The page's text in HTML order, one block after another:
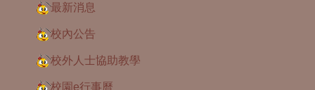
最新消息
校內公告
校外人士協助教學
校園e行事曆